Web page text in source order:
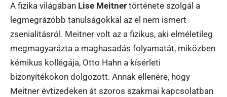
A fizika világában Lise Meitner története szolgál a
legmegrázóbb tanulságokkal az el nem ismert
zsenialitásról. Meitner volt az a fizikus, aki elméletileg
megmagyarázta a maghasadás folyamatát, miközben
kémikus kollégája, Otto Hahn a kísérleti
bizonyítékokon dolgozott. Annak ellenére, hogy
Meitner évtizedeken át szoros szakmai kapcsolatban